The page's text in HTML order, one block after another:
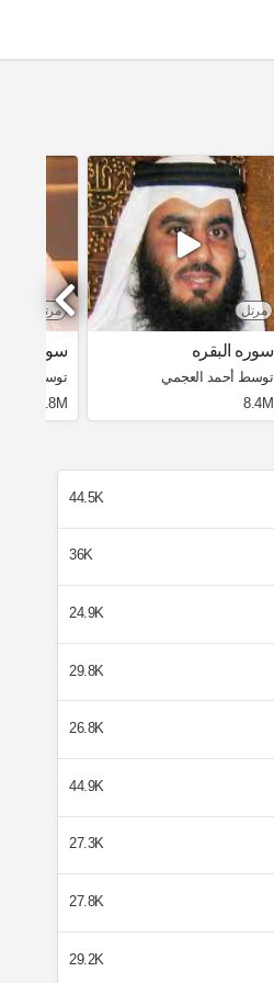
مرتل
سوره البقره
توسط أحمد العجمي
8.4M
مرتل
سوره
توسط سعد
3.8M
44.5K
36K
24.9K
29.8K
26.8K
44.9K
27.3K
27.8K
29.2K